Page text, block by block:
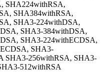
SHA224withRSA,
SHA384withRSA,
SHA3-224withDSA,
SHA3-384withDSA,
SHA3-224withECDSA,
SHA3-
SHA3-256withRSA, SHA3-
512withRSA